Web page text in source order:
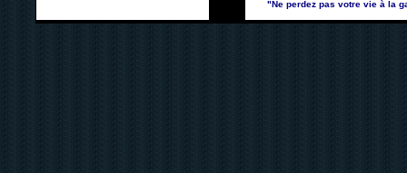
"Ne perdez pas votre vie à la